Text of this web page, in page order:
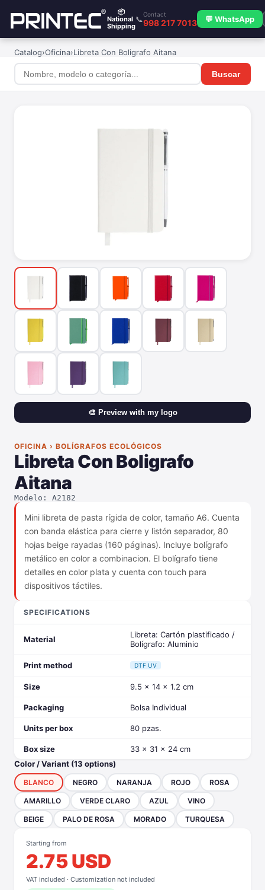
📦
National
Shipping
📞
Contact
998 217 7013 💬 WhatsApp
Catalog›Oficina›Libreta Con Boligrafo Aitana
Buscar
🎨 Preview with my logo
OFICINA › BOLÍGRAFOS ECOLÓGICOS
Libreta Con Boligrafo
Aitana
Modelo: A2182
Mini libreta de pasta rígida de color, tamaño A6. Cuenta
con banda elástica para cierre y listón separador, 80
hojas beige rayadas (160 páginas). Incluye bolígrafo
metálico en color a combinacion. El bolígrafo tiene
detalles en color plata y cuenta con touch para
dispositivos táctiles.
SPECIFICATIONS
Material
Libreta: Cartón plastificado /
Bolígrafo: Aluminio
Print method DTF UV
Size 9.5 x 14 x 1.2 cm
Packaging Bolsa Individual
Units per box 80 pzas.
Box size
33 x 31 x 24 cm
Color / Variant (13 options)
BLANCO NEGRO NARANJA ROJO ROSA
AMARILLO VERDE CLARO AZUL VINO
BEIGE PALO DE ROSA MORADO TURQUESA
Starting from
2.75 USD
VAT included · Customization not included